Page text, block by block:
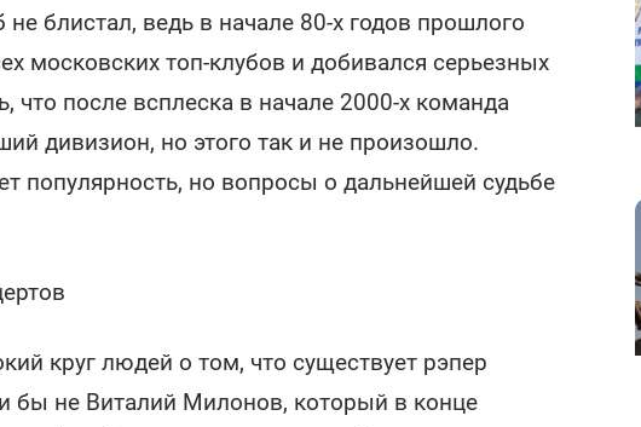
блистал, ведь в начале 80-х годов прошлого
московских топ-клубов и добивался серьезных
что после всплеска в начале 2000-х команда
дивизион, но этого так и не произошло.
популярность, но вопросы о дальнейшей судьбе
круг людей о том, что существует рэпер
бы не Виталий Милонов, который в конце